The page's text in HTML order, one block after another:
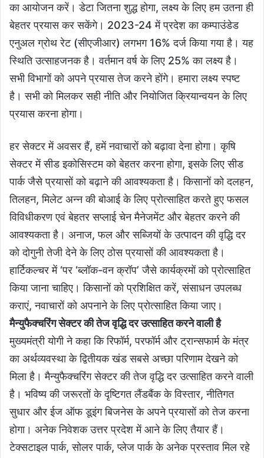
का आयोजन करें। डेटा जितना शुद्ध होगा, लक्ष्य के लिए हम उतना ही
बेहतर प्रयास कर सकेंगे। 2023-24 में प्रदेश का कम्पाउंडेड
एनुअल ग्रोथ रेट (सीएजीआर) लगभग 16% दर्ज किया गया है। यह
स्थिति उत्साहजनक है। वर्तमान वर्ष के लिए 25% का लक्ष्य है।
सभी विभागों को अपने प्रयास तेज करने होंगे। हमारा लक्ष्य स्पष्ट
है। सभी को मिलकर सही नीति और नियोजित क्रियान्वयन के लिए
प्रयास करना होगा।
हर सेक्टर में अवसर हैं, हमें नवाचारों को बढ़ावा देना होगा। कृषि
सेक्टर में सीड इकोसिस्टम को बेहतर करना होगा, इसके लिए सीड
पार्क जैसे प्रयासों को बढ़ाने की आवश्यकता है। किसानों को दलहन,
तिलहन, मिलेट अन्न की बोआई के लिए प्रोत्साहित करते हुए फसल
विविधीकरण एवं बेहतर सप्लाई चेन मैनेजमेंट और बेहतर करने की
आवश्यकता है। अनाज, फल और सब्जियों के उत्पादन की वृद्धि दर
को दोगुनी तेजी देने के लिए ठोस प्रयासों की आवश्यकता है।
हार्टिकल्चर में ‘पर ‘ब्लॉक-वन क्रॉप’ जैसे कार्यक्रमों को प्रोत्साहित
किया जाना चाहिए। किसानों को प्रशिक्षित करें, संसाधन उपलब्ध
कराएं, नवाचारों को अपनाने के लिए प्रोत्साहित किया जाए।
मैन्युफैक्चरिंग सेक्टर की तेज वृद्धि दर उत्साहित करने वाली है
मुख्यमंत्री योगी ने कहा कि रिफॉर्म, परफॉर्म और ट्रान्सफार्म के मंत्र
का अर्थव्यवस्था के द्वितीयक खंड सबसे अच्छा परिणाम देखने को
मिला है। मैन्युफैक्चरिंग सेक्टर की तेज वृद्धि दर उत्साहित करने वाली
है। भविष्य की जरूरतों के दृष्टिगत लैंडबैंक के विस्तार, नीतिगत
सुधार और ईज ऑफ डूइंग बिजनेस के अपने प्रयासों को तेज करना
होगा। अनेक निवेशक उत्तर प्रदेश में आने के लिए तैयार हैं।
टेक्सटाइल पार्क, सोलर पार्क, प्लेज पार्क के अनेक प्रस्ताव मिल रहे